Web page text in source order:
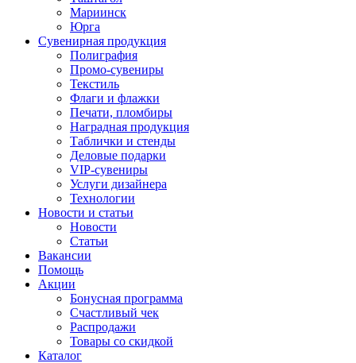
Мариинск
Юрга
Сувенирная продукция
Полиграфия
Промо-сувениры
Текстиль
Флаги и флажки
Печати, пломбиры
Наградная продукция
Таблички и стенды
Деловые подарки
VIP-сувениры
Услуги дизайнера
Технологии
Новости и статьи
Новости
Статьи
Вакансии
Помощь
Акции
Бонусная программа
Счастливый чек
Распродажи
Товары со скидкой
Каталог